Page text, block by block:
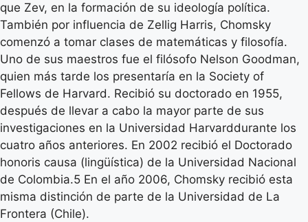
que Zev, en la formación de su ideología política.
También por influencia de Zellig Harris, Chomsky
comenzó a tomar clases de matemáticas y filosofía.
Uno de sus maestros fue el filósofo Nelson Goodman,
quien más tarde los presentaría en la Society of
Fellows de Harvard. Recibió su doctorado en 1955,
después de llevar a cabo la mayor parte de sus
investigaciones en la Universidad Harvarddurante los
cuatro años anteriores. En 2002 recibió el Doctorado
honoris causa (lingüística) de la Universidad Nacional
de Colombia.5 En el año 2006, Chomsky recibió esta
misma distinción de parte de la Universidad de La
Frontera (Chile).